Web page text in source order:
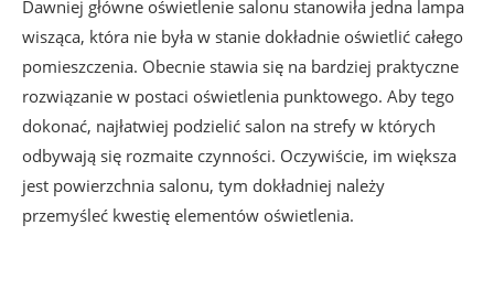
Dawniej główne oświetlenie salonu stanowiła jedna lampa
wisząca, która nie była w stanie dokładnie oświetlić całego
pomieszczenia. Obecnie stawia się na bardziej praktyczne
rozwiązanie w postaci oświetlenia punktowego. Aby tego
dokonać, najłatwiej podzielić salon na strefy w których
odbywają się rozmaite czynności. Oczywiście, im większa
jest powierzchnia salonu, tym dokładniej należy
przemyśleć kwestię elementów oświetlenia.